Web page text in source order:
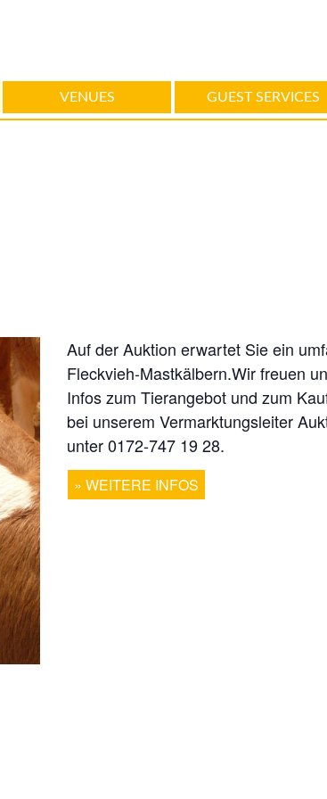
VENUES GUEST SERVICES
Auf der Auktion erwartet Sie ein
Fleckvieh-Mastkälbern.Wir freuen
Infos zum Tierangebot und zum
bei unserem Vermarktungsleiter
unter 0172-747 19 28.
WEITERE INFOS